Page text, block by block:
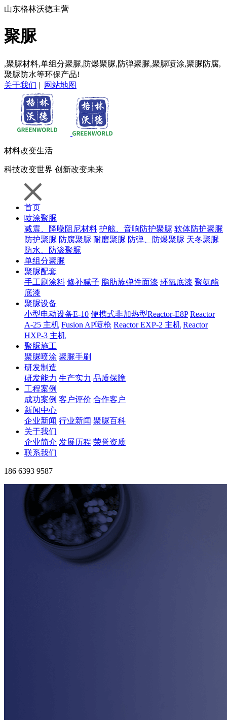
山东格林沃德主营
聚脲
,聚脲材料,单组分聚脲,防爆聚脲,防弹聚脲,聚脲喷涂,聚脲防腐,
聚脲防水等环保产品!
关于我们 | 网站地图
材料改变生活
科技改变世界 创新改变未来
首页
喷涂聚脲
减震、降噪阻尼材料 护舷、音响防护聚脲 软体防护聚脲
防护聚脲 防腐聚脲 耐磨聚脲 防弹、防爆聚脲 天冬聚脲
防水、防渗聚脲
单组分聚脲
聚脲配套
手工刷涂料 修补腻子 脂肪族弹性面漆 环氧底漆 聚氨酯
底漆
聚脲设备
小型电动设备E-10 便携式非加热型Reactor-E8P Reactor
A-25 主机 Fusion AP喷枪 Reactor EXP-2 主机 Reactor
HXP-3 主机
聚脲施工
聚脲喷涂 聚脲手刷
研发制造
研发能力 生产实力 品质保障
工程案例
成功案例 客户评价 合作客户
新闻中心
企业新闻 行业新闻 聚脲百科
关于我们
企业简介 发展历程 荣誉资质
联系我们
186 6393 9587